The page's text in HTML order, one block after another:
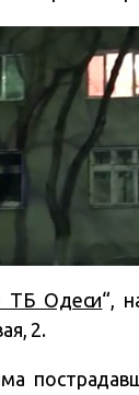
ТБ Одеси“,
2.